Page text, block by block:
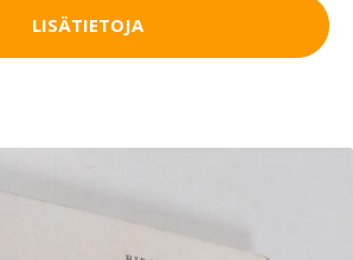
LISÄTIETOJA